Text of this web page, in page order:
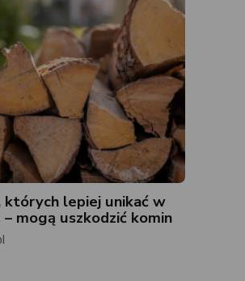
których lepiej unikać w
mogą uszkodzić komin